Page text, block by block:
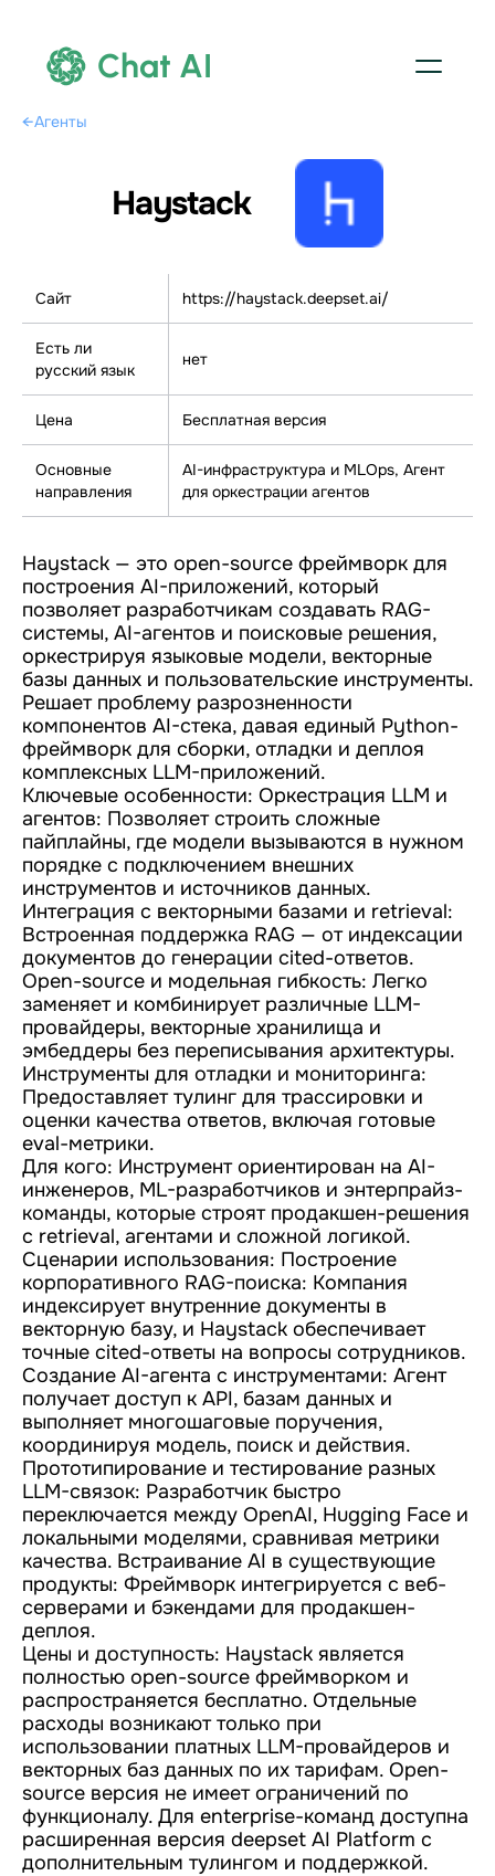
Chat AI
←Агенты
Haystack
Сайт https://haystack.deepset.ai/
Есть ли
русский язык
нет
Цена Бесплатная версия
Основные
направления
AI-инфраструктура и MLOps, Агент
для оркестрации агентов
Haystack — это open-source фреймворк для
построения AI-приложений, который
позволяет разработчикам создавать RAG-
системы, AI-агентов и поисковые решения,
оркестрируя языковые модели, векторные
базы данных и пользовательские инструменты.
Решает проблему разрозненности
компонентов AI-стека, давая единый Python-
фреймворк для сборки, отладки и деплоя
комплексных LLM-приложений.
Ключевые особенности: Оркестрация LLM и
агентов: Позволяет строить сложные
пайплайны, где модели вызываются в нужном
порядке с подключением внешних
инструментов и источников данных.
Интеграция с векторными базами и retrieval:
Встроенная поддержка RAG — от индексации
документов до генерации cited-ответов.
Open-source и модельная гибкость: Легко
заменяет и комбинирует различные LLM-
провайдеры, векторные хранилища и
эмбеддеры без переписывания архитектуры.
Инструменты для отладки и мониторинга:
Предоставляет тулинг для трассировки и
оценки качества ответов, включая готовые
eval-метрики.
Для кого: Инструмент ориентирован на AI-
инженеров, ML-разработчиков и энтерпрайз-
команды, которые строят продакшен-решения
с retrieval, агентами и сложной логикой.
Сценарии использования: Построение
корпоративного RAG-поиска: Компания
индексирует внутренние документы в
векторную базу, и Haystack обеспечивает
точные cited-ответы на вопросы сотрудников.
Создание AI-агента с инструментами: Агент
получает доступ к API, базам данных и
выполняет многошаговые поручения,
координируя модель, поиск и действия.
Прототипирование и тестирование разных
LLM-связок: Разработчик быстро
переключается между OpenAI, Hugging Face и
локальными моделями, сравнивая метрики
качества. Встраивание AI в существующие
продукты: Фреймворк интегрируется с веб-
серверами и бэкендами для продакшен-
деплоя.
Цены и доступность: Haystack является
полностью open-source фреймворком и
распространяется бесплатно. Отдельные
расходы возникают только при
использовании платных LLM-провайдеров и
векторных баз данных по их тарифам. Open-
source версия не имеет ограничений по
функционалу. Для enterprise-команд доступна
расширенная версия deepset AI Platform с
дополнительным тулингом и поддержкой.